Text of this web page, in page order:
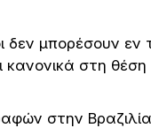
δεν μπορέσουν εν
στη
στην